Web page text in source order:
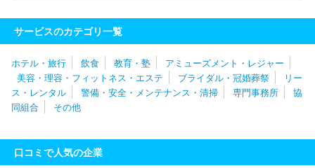
ラブ株式会社
サンメンバーズ株式会社 株式会社イヤタカ
株式
会社東上セレモサービス
クルートゼクシィなび
株式会社コムウェル
株式会社エスクリ
株式会社クリスタルインターナショナル
株式会社ベストブライダ
ル
セクト株式会社 アニヴェルセル株式会社
株式会社ディアー
ズ・ブレイン
株式会社アニバーサリー企画
大成祭典株式会社
株式会社ライフ
ランド
株式会社ＺＷＥＩ
サービスのカテゴリ一覧
ホテル・旅行 飲食 教育・塾
アミューズメント・レジャー
美容・理容・フィットネス・エステ
ブライダル・冠婚葬祭
リー
ス・レンタル
警備・安全・メンテナンス・清掃 専門事務所
協
同組合
その他
口コミで人気の企業